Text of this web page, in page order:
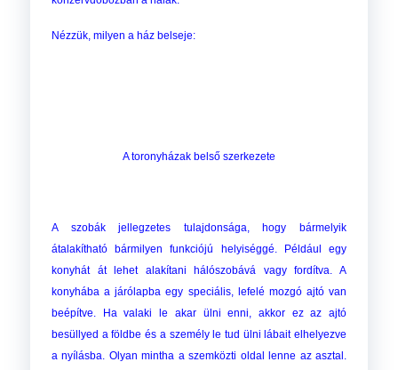
Nézzük, milyen a ház belseje:
A toronyházak belső szerkezete
A szobák jellegzetes tulajdonsága, hogy bármelyik
átalakítható bármilyen funkciójú helyiséggé. Például egy
konyhát át lehet alakítani hálószobává vagy fordítva. A
konyhába a járólapba egy speciális, lefelé mozgó ajtó van
beépítve. Ha valaki le akar ülni enni, akkor ez az ajtó
besüllyed a földbe és a személy le tud ülni lábait elhelyezve
a nyílásba. Olyan mintha a szemközti oldal lenne az asztal.